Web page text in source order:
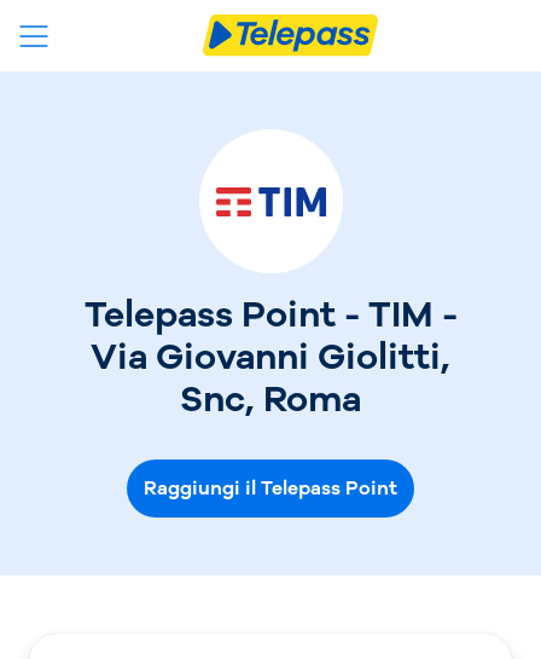
Telepass Point - TIM -
Via Giovanni Giolitti,
Snc, Roma
Raggiungi il Telepass Point